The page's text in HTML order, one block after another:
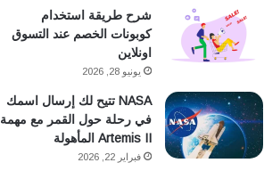
ك ب
شرح طريقة استخدام
كوبونات الخصم عند التسوق
اونلاين
يونيو 28, 2026
NASA تتيح لك إرسال اسمك
في رحلة حول القمر مع مهمة
Artemis II المأهولة
فبراير 22, 2026